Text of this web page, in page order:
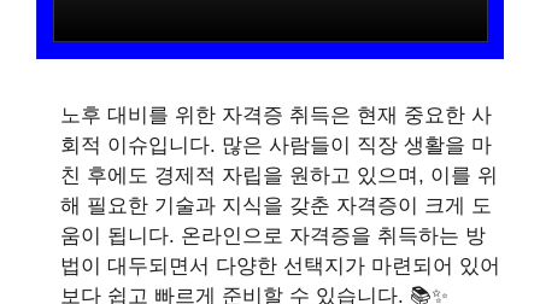
노후 대비를 위한 자격증 취득은 현재 중요한 사
회적 이슈입니다. 많은 사람들이 직장 생활을 마
친 후에도 경제적 자립을 원하고 있으며, 이를 위
해 필요한 기술과 지식을 갖춘 자격증이 크게 도
움이 됩니다. 온라인으로 자격증을 취득하는 방
법이 대두되면서 다양한 선택지가 마련되어 있어
보다 쉽고 빠르게 준비할 수 있습니다. 📚✨